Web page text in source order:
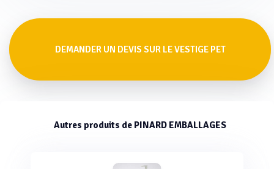
DEMANDER UN DEVIS SUR LE VESTIGE PET
Autres produits de PINARD EMBALLAGES